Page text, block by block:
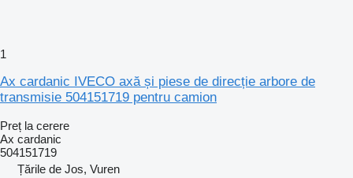
1
Ax cardanic IVECO axă și piese de direcție arbore de
transmisie 504151719 pentru camion
Preț la cerere
Ax cardanic
504151719
Țările de Jos, Vuren